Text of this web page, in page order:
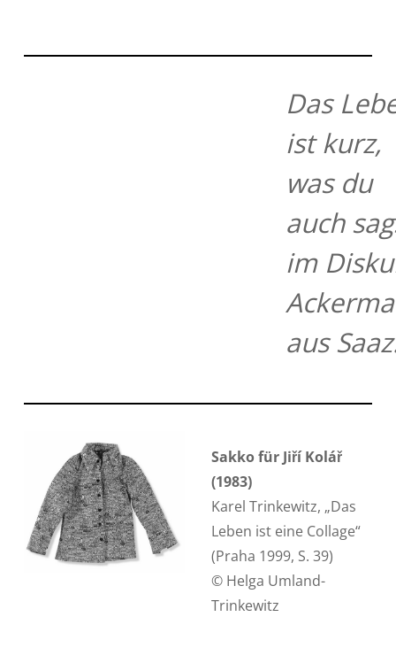
Das
ist kurz,
was du
auch
im
aus
Sakko für Jiří Kolář
(1983)
Karel Trinkewitz, „Das
Leben ist eine Collage“
(Praha 1999, S. 39)
© Helga Umland-
Trinkewitz